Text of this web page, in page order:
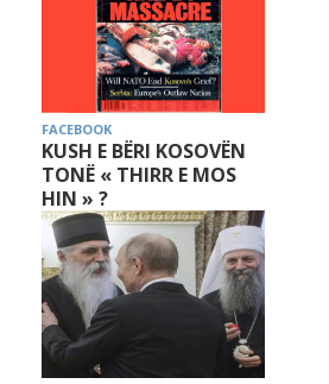
FACEBOOK
KUSH E BËRI KOSOVËN
TONË « THIRR E MOS
HIN » ?